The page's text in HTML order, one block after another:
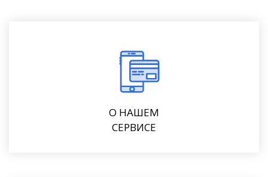
О НАШЕМ
СЕРВИСЕ